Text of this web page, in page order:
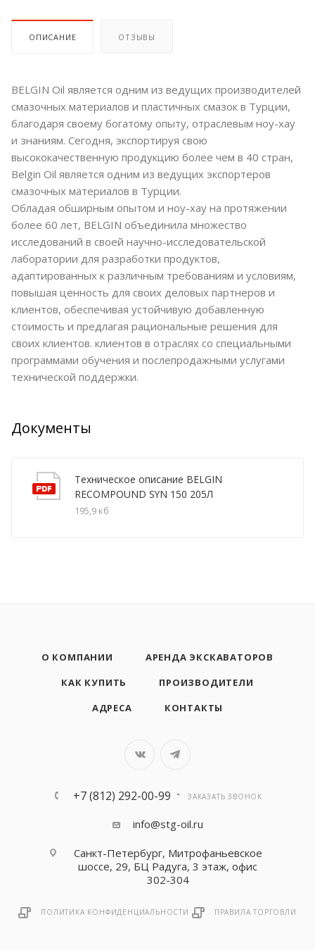
ОПИСАНИЕ ОТЗЫВЫ
BELGIN Oil является одним из ведущих производителей
смазочных материалов и пластичных смазок в Турции,
благодаря своему богатому опыту, отраслевым ноу-хау
и знаниям. Сегодня, экспортируя свою
высококачественную продукцию более чем в 40 стран,
Belgin Oil является одним из ведущих экспортеров
смазочных материалов в Турции.
Обладая обширным опытом и ноу-хау на протяжении
более 60 лет, BELGIN объединила множество
исследований в своей научно-исследовательской
лаборатории для разработки продуктов,
адаптированных к различным требованиям и условиям,
повышая ценность для своих деловых партнеров и
клиентов, обеспечивая устойчивую добавленную
стоимость и предлагая рациональные решения для
своих клиентов. клиентов в отраслях со специальными
программами обучения и послепродажными услугами
технической поддержки.
Документы
Техническое описание BELGIN
RECOMPOUND SYN 150 205Л
195,9 кб
О КОМПАНИИ
АРЕНДА ЭКСКАВАТОРОВ
КАК КУПИТЬ
ПРОИЗВОДИТЕЛИ
АДРЕСА
КОНТАКТЫ
+7 (812) 292-00-99 ЗАКАЗАТЬ ЗВОНОК
info@stg-oil.ru
Санкт-Петербург, Митрофаньевское
шоссе, 29, БЦ Радуга, 3 этаж, офис
302-304
ПОЛИТИКА КОНФИДЕНЦИАЛЬНОСТИ ПРАВИЛА ТОРГОВЛИ